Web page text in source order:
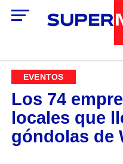
EVENTOS
Los 74
locales que
góndolas de